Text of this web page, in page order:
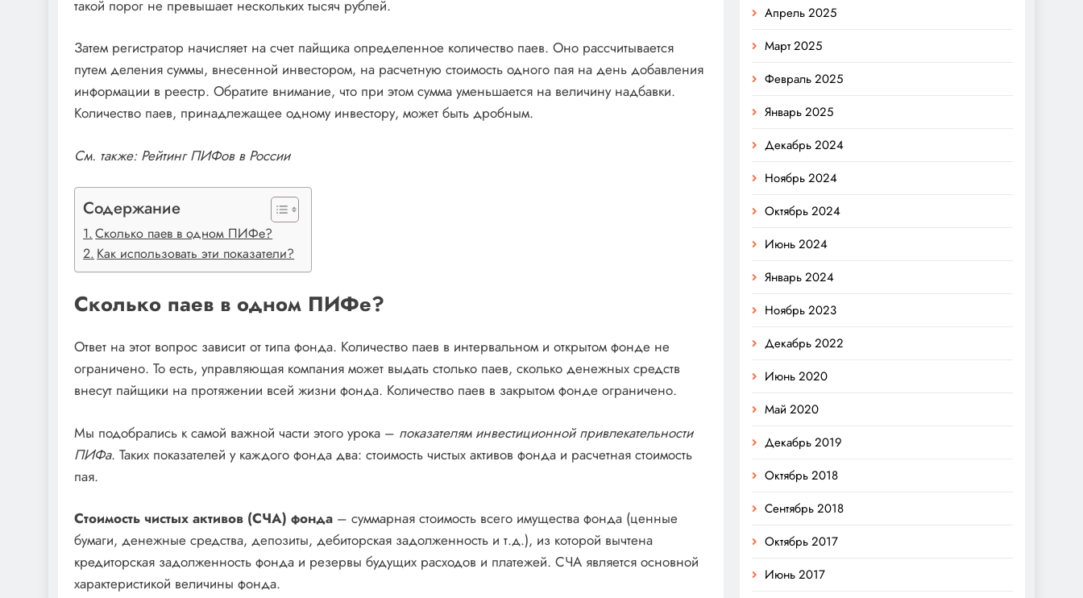
такой порог не превышает нескольких тысяч рублей.
Затем регистратор начисляет на счет пайщика определенное количество паев. Оно рассчитывается
путем деления суммы, внесенной инвестором, на расчетную стоимость одного пая на день добавления
информации в реестр. Обратите внимание, что при этом сумма уменьшается на величину надбавки.
Количество паев, принадлежащее одному инвестору, может быть дробным.
См. также: Рейтинг ПИФов в России
Содержание
Сколько паев в одном ПИФе?
Как использовать эти показатели?
Сколько паев в одном ПИФе?
Ответ на этот вопрос зависит от типа фонда. Количество паев в интервальном и открытом фонде не
ограничено. То есть, управляющая компания может выдать столько паев, сколько денежных средств
внесут пайщики на протяжении всей жизни фонда. Количество паев в закрытом фонде ограничено.
Мы подобрались к самой важной части этого урока – показателям инвестиционной привлекательности
ПИФа. Таких показателей у каждого фонда два: стоимость чистых активов фонда и расчетная стоимость
пая.
Стоимость чистых активов (СЧА) фонда – суммарная стоимость всего имущества фонда (ценные
бумаги, денежные средства, депозиты, дебиторская задолженность и т.д.), из которой вычтена
кредиторская задолженность фонда и резервы будущих расходов и платежей. СЧА является основной
характеристикой величины фонда.
Апрель 2025
Март 2025
Февраль 2025
Январь 2025
Декабрь 2024
Ноябрь 2024
Октябрь 2024
Июнь 2024
Январь 2024
Ноябрь 2023
Декабрь 2022
Июнь 2020
Май 2020
Декабрь 2019
Октябрь 2018
Сентябрь 2018
Октябрь 2017
Июнь 2017